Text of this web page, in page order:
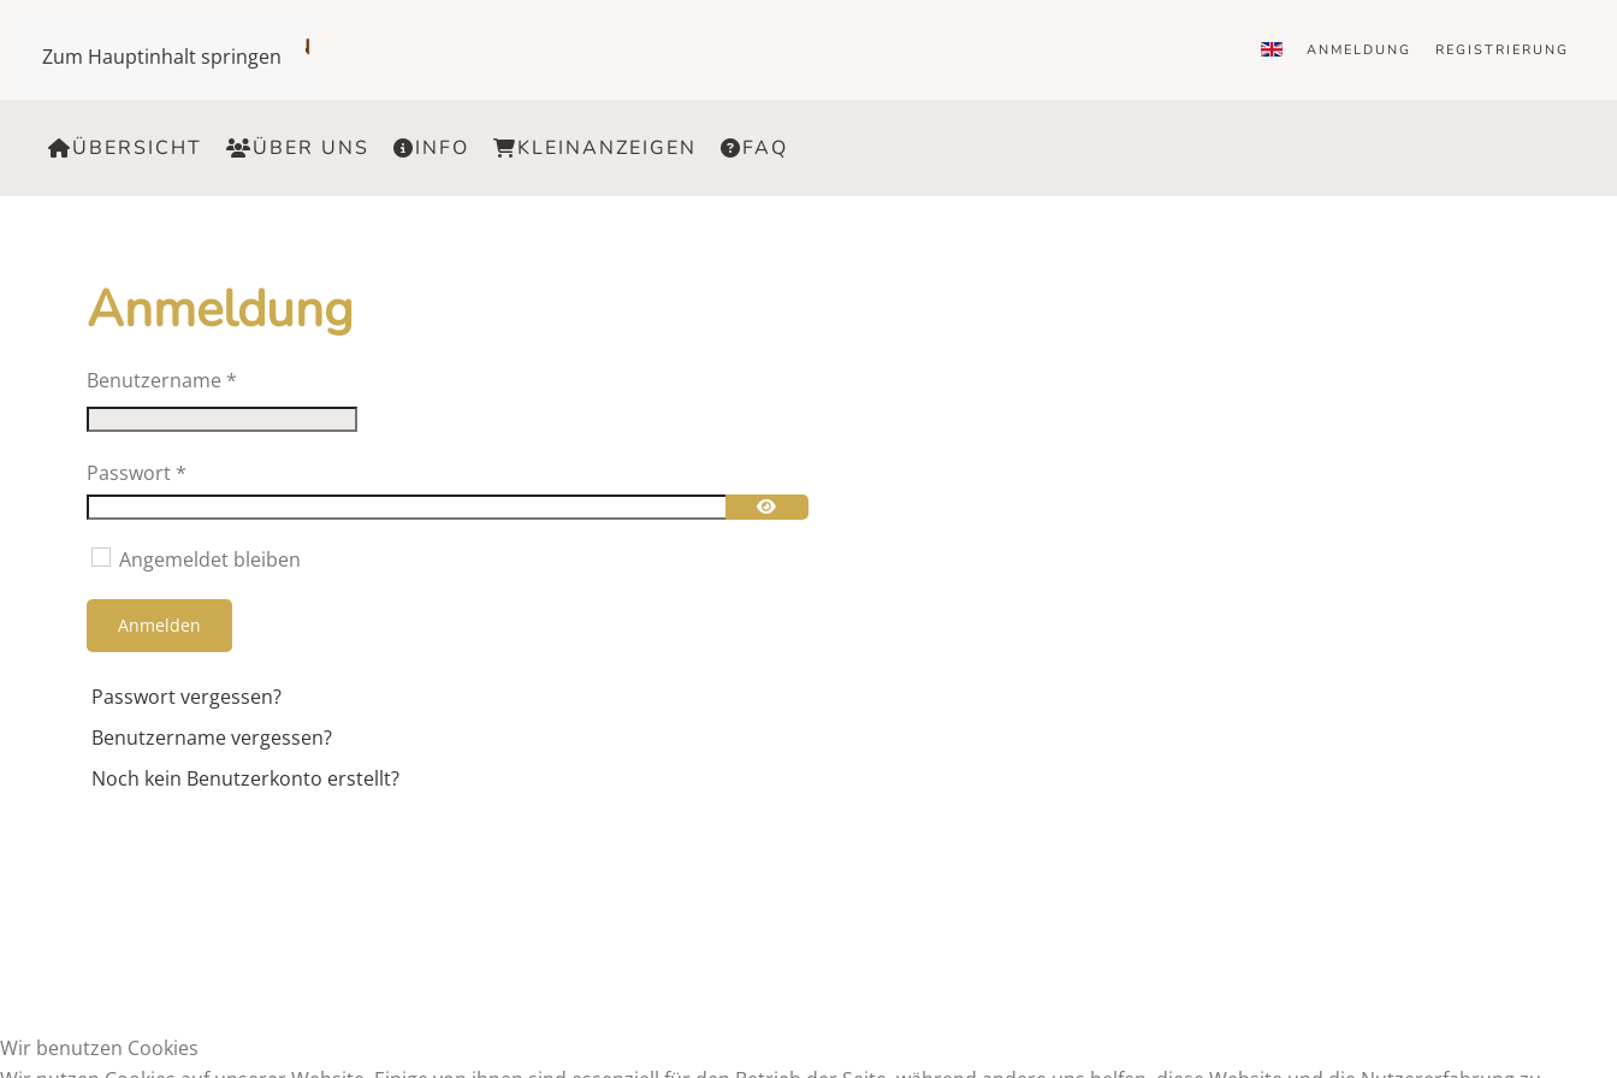
Zum Hauptinhalt springen ANMELDUNG REGISTRIERUNG
ÜBERSICHT ÜBER UNS INFO KLEINANZEIGEN FAQ
Anmeldung
Benutzername *
Passwort *
Passwort anzeigen
Angemeldet bleiben
Anmelden
Passwort vergessen?
Benutzername vergessen?
Noch kein Benutzerkonto erstellt?
Wir benutzen Cookies